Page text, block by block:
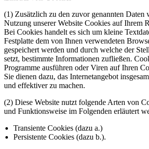
(1) Zusätzlich zu den zuvor genannten Daten
Nutzung unserer Website Cookies auf Ihrem
Bei Cookies handelt es sich um kleine
Festplatte dem von Ihnen verwendeten
gespeichert werden und durch welche der
setzt, bestimmte Informationen zufließen.
Programme ausführen oder Viren auf Ihren
Sie dienen dazu, das Internetangebot
und effektiver zu machen.
(2) Diese Website nutzt folgende Arten von
und Funktionsweise im Folgenden erläutert
Transiente Cookies (dazu a.)
Persistente Cookies (dazu b.).